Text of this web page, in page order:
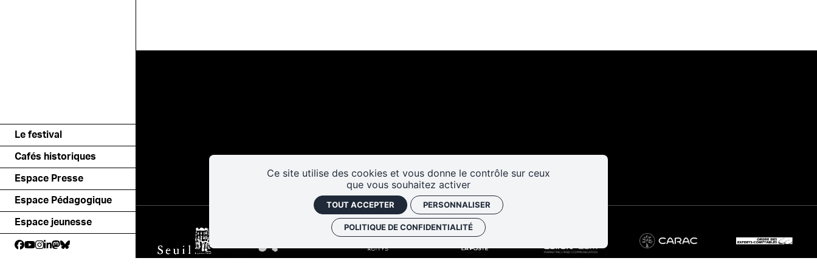
Ce site utilise des cookies et vous donne le contrôle sur ceux
que vous souhaitez activer
TOUT ACCEPTER PERSONNALISER
POLITIQUE DE CONFIDENTIALITÉ
Le festival
Cafés historiques
Espace Presse
Espace Pédagogique
Espace jeunesse
historiques pratiques